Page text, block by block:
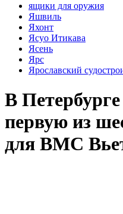
ящики для оружия
Яшвиль
Яхонт
Ясуо Итикава
Ясень
Ярс
Ярославский
В
первую из
для ВМС